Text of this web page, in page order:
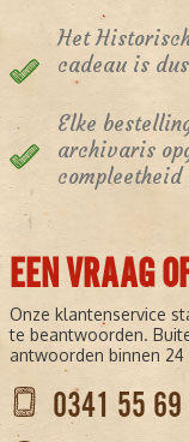
Het
cadeau is
Elke
archivaris
EEN VRAAG
Onze klantenservice
te beantwoorden.
antwoorden binnen 24
0341 55